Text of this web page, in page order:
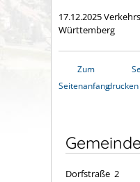
17.12.2025
Württemberg
Zum
Seitenanfangdrucken
Dorfstraße 2